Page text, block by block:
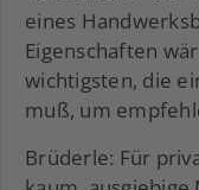
eines
Eigenschaften
wichtigsten, die
muß, um
Brüderle: Für